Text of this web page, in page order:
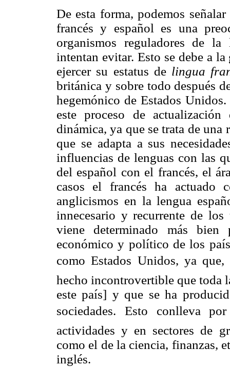
De esta forma, podemos
francés y español es una
organismos reguladores de
intentan evitar. Esto se debe a
ejercer su estatus de lingua
británica y sobre todo después
hegemónico de Estados
este proceso de
dinámica, ya que se trata de
que se adapta a sus
influencias de lenguas con las
del español con el francés, el
casos el francés ha actuado
anglicismos en la lengua
innecesario y recurrente de
viene determinado más
económico y político de los
como Estados Unidos, ya
hecho incontrovertible que toda
este país] y que se ha
sociedades. Esto conlleva
actividades y en sectores de
como el de la ciencia, finanzas,
inglés.